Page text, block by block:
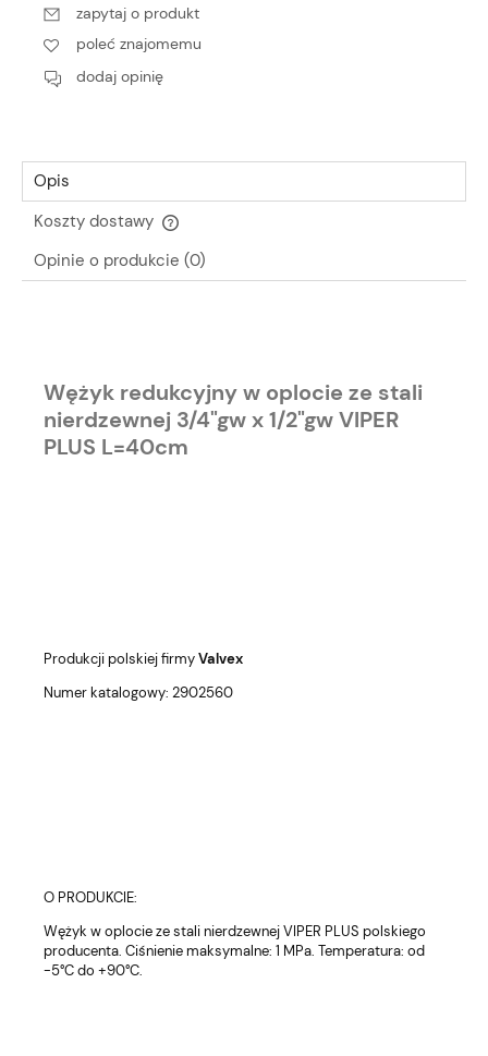
zapytaj o produkt
poleć znajomemu
dodaj opinię
Opis
Koszty dostawy
Cena nie zawiera ewentualnych kosztów płatności
Opinie o produkcie (0)
Wężyk redukcyjny w oplocie ze stali
nierdzewnej 3/4"gw x 1/2"gw VIPER
PLUS L=40cm
Produkcji polskiej firmyValvex
Numer katalogowy: 2902560
O PRODUKCIE:
Wężyk w oplocie ze stali nierdzewnej VIPER PLUS polskiego
producenta. Ciśnienie maksymalne: 1 MPa. Temperatura: od
-5°C do +90°C.